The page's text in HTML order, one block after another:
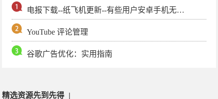
电报下载--纸飞机更新--有些用户安卓手机无法更新电报软件
YouTube 评论管理
谷歌广告优化：实用指南
精选资源先到先得 |